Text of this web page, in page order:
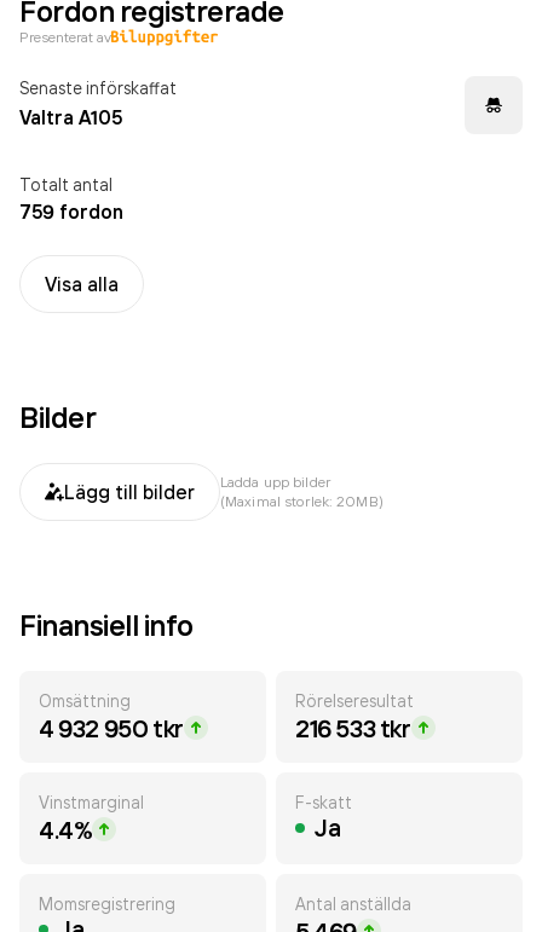
Fordon registrerade
Presenterat av
Senaste införskaffat
Valtra A105
Totalt antal
759 fordon
Visa alla
Bilder
Lägg till bilder
Ladda upp bilder
(Maximal storlek: 20MB)
Finansiell info
Omsättning
4 932 950 tkr
Rörelseresultat
216 533 tkr
Vinstmarginal
4.4%
F-skatt
Ja
Momsregistrering Antal anställda